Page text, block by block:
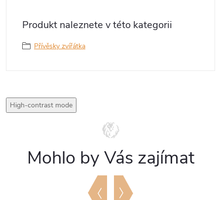
Produkt naleznete v této kategorii
Přívěsky zvířátka
High-contrast mode
Mohlo by Vás zajímat